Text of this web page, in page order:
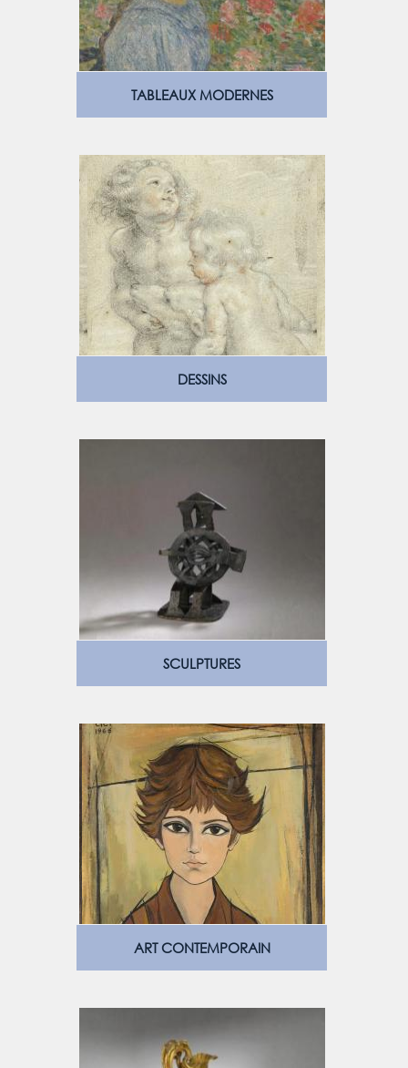
TABLEAUX MODERNES
DESSINS
SCULPTURES
ART CONTEMPORAIN